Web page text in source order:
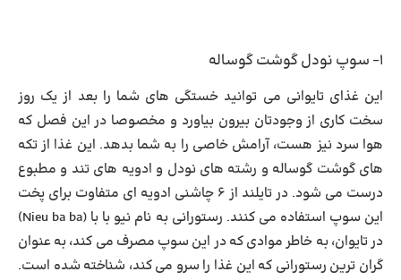
۱- سوپ نودل گوشت گوساله
این غذای تایوانی می توانید خستگی های شما را بعد از یک روز
سخت کاری از وجودتان بیرون بیاورد و مخصوصا در این فصل که
هوا سرد نیز هست، آرامش خاصی را به شما بدهد. این غذا از تکه
های گوشت گوساله و رشته های نودل و ادویه های تند و مطبوع
درست می شود. در تایلند از ۶ چاشنی ادویه ای متفاوت برای پخت
این سوپ استفاده می کنند. رستورانی به نام نیو با با (Nieu ba ba)
در تایوان، به خاطر موادی که در این سوپ مصرف می کند، به عنوان
گران ترین رستورانی که این غذا را سرو می کند، شناخته شده است.